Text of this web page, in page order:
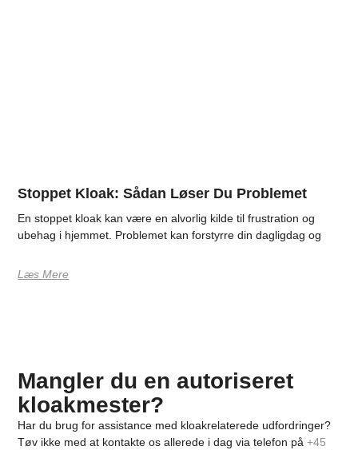
Stoppet Kloak: Sådan Løser Du Problemet
En stoppet kloak kan være en alvorlig kilde til frustration og
ubehag i hjemmet. Problemet kan forstyrre din dagligdag og
Læs Mere
Mangler du en autoriseret
kloakmester?
Har du brug for assistance med kloakrelaterede udfordringer?
Tøv ikke med at kontakte os allerede i dag via telefon på+45